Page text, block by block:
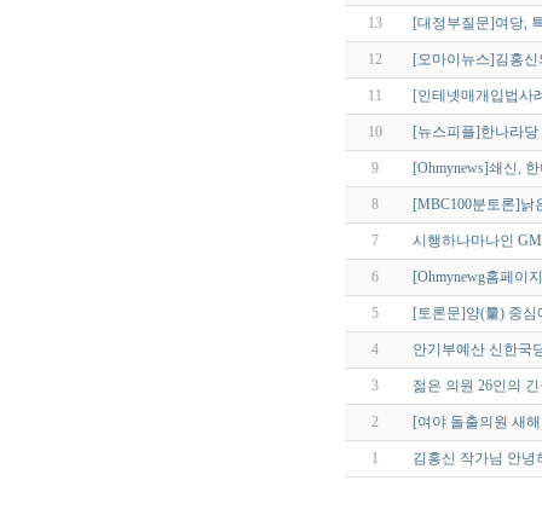
13 [대정부질문]여당,
12 [오마이뉴스]김홍
11 [인테넷매개입법사
10 [뉴스피플]한나라
9 [Ohmynews]쇄신,
8 [MBC100분토론]낡
7 시행하나마나인
6 [Ohmynewg홈페이
5 [토론문]양(量) 중심
4 안기부예산 신한국
3 젊은 의원 26인의
2 [여야 돌출의원 새
1 김홍신 작가님 안녕